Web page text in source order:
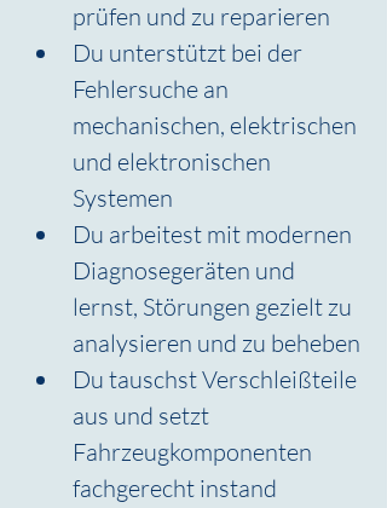
prüfen und zu reparieren
Du unterstützt bei der
Fehlersuche an
mechanischen, elektrischen
und elektronischen
Systemen
Du arbeitest mit modernen
Diagnosegeräten und
lernst, Störungen gezielt zu
analysieren und zu beheben
Du tauschst Verschleißteile
aus und setzt
Fahrzeugkomponenten
fachgerecht instand